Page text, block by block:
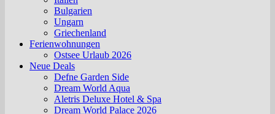
Bulgarien
Ungarn
Griechenland
Ferienwohnungen
Ostsee Urlaub 2026
Neue Deals
Defne Garden Side
Dream World Aqua
Aletris Deluxe Hotel & Spa
Dream World Palace 2026